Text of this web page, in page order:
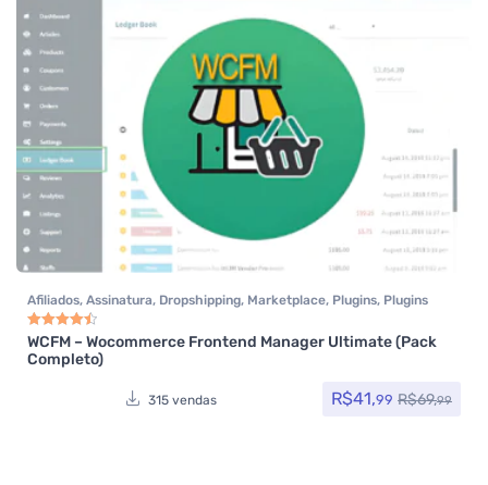
Afiliados, Assinatura, Dropshipping, Marketplace, Plugins, Plugins
Wocoomerce
Avaliação4.50
WCFM – Wocommerce Frontend Manager Ultimate (Pack
Completo)
315 vendas R$41,99 R$69,99